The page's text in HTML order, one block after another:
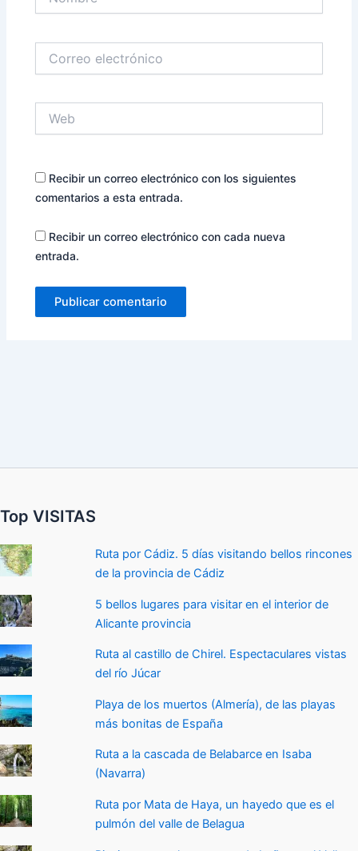
electrónico
Recibir un correo electrónico con los siguientes
comentarios a esta entrada.
Recibir un correo electrónico con cada nueva
entrada.
Top VISITAS
Ruta por Cádiz. 5 días visitando bellos rincones
de la provincia de Cádiz
5 bellos lugares para visitar en el interior de
Alicante provincia
Ruta al castillo de Chirel. Espectaculares vistas
del río Júcar
Playa de los muertos (Almería), de las playas
más bonitas de España
Ruta a la cascada de Belabarce en Isaba
(Navarra)
Ruta por Mata de Haya, un hayedo que es el
pulmón del valle de Belagua